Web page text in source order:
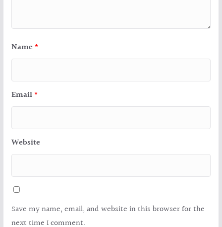
Name *
Email *
Website
Save my name, email, and website in this browser for the
next time I comment.